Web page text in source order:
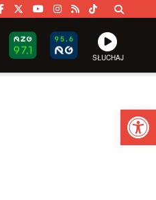
SŁUCHAJ